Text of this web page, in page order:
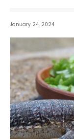
January 24, 2024